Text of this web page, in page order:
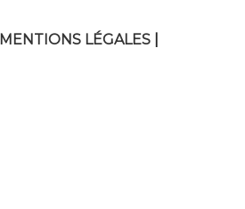
MENTIONS LÉGALES